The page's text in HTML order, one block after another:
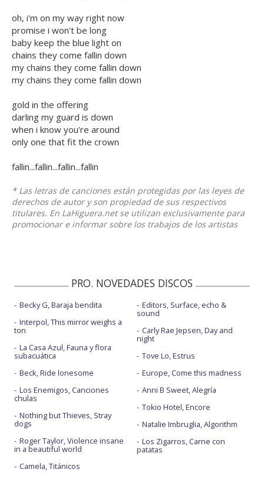
oh, i'm on my way right now
promise i won't be long
baby keep the blue light on
chains they come fallin down
my chains they come fallin down
my chains they come fallin down
gold in the offering
darling my guard is down
when i know you're around
only one that fit the crown
fallin...fallin...fallin...fallin
* Las letras de canciones están protegidas por las leyes de
derechos de autor y son propiedad de sus respectivos
titulares. En LaHiguera.net se utilizan exclusivamente para
promocionar e informar sobre los trabajos de los artistas
PRO. NOVEDADES DISCOS
Becky G, Baraja bendita
Interpol, This mirror weighs a
ton
La Casa Azul, Fauna y flora
subacuática
Beck, Ride lonesome
Los Enemigos, Canciones
chulas
Nothing but Thieves, Stray
dogs
Roger Taylor, Violence insane
in a beautiful world
Camela, Titánicos
Editors, Surface, echo &
sound
Carly Rae Jepsen, Day and
night
Tove Lo, Estrus
Europe, Come this madness
Anni B Sweet, Alegría
Tokio Hotel, Encore
Natalie Imbruglia, Algorithm
Los Zigarros, Carne con
patatas